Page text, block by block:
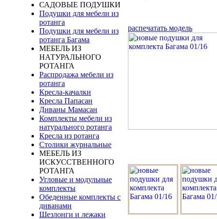
САДОВЫЕ ПОДУШКИ
Подушки для мебели из
ротанга
Подушки для мебели из
ротанга Багама
МЕБЕЛЬ ИЗ
НАТУРАЛЬНОГО
РОТАНГА
Распродажа мебели из
ротанга
Кресла-качалки
Кресла Папасан
Диваны Мамасан
Комплекты мебели из
натурального ротанга
Кресла из ротанга
Столики журнальные
МЕБЕЛЬ ИЗ
ИСКУССТВЕННОГО
РОТАНГА
Угловые и модульные
комплекты
Обеденные комплекты с
диванами
Шезлонги и лежаки
распечатать модель